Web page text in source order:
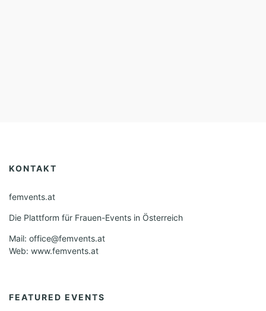
KONTAKT
femvents.at
Die Plattform für Frauen-Events in Österreich
Mail: office@femvents.at
Web: www.femvents.at
FEATURED EVENTS